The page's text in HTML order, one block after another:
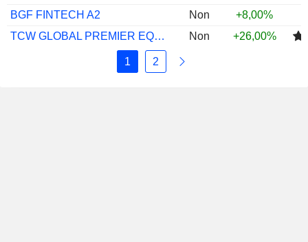
BGF FINTECH A2
Non
+8,00%
TCW GLOBAL PREMIER EQUITIES AU
Non +26,00%
1 2